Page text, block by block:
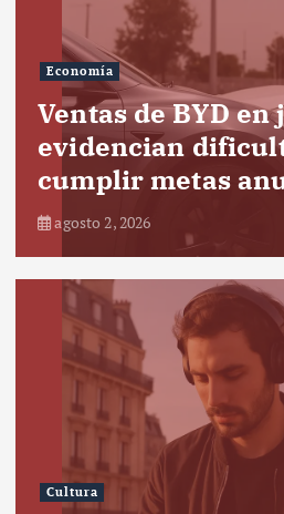
Economía
Ventas de BYD
evidencian
cumplir metas
agosto 2, 2026
Cultura